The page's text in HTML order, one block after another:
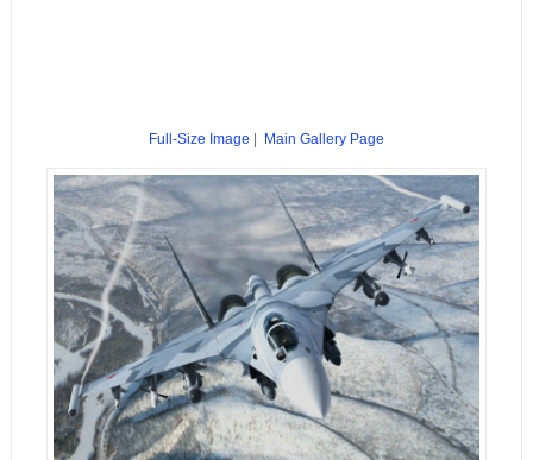
Full-Size Image Main Gallery Page